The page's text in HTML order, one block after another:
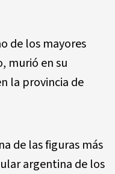
de los mayores
murió en su
la provincia de
de las figuras más
argentina de los